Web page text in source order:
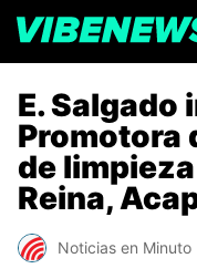
E. Salgado
Promotora
de
Reina,
Noticias en Minuto